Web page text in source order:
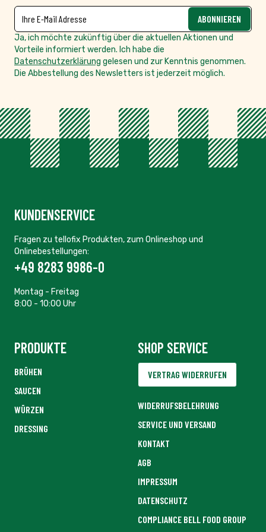
NEWSLETTER E-Mailadresse
ABONNIEREN
Ja, ich möchte zukünftig über die aktuellen Aktionen und
Vorteile informiert werden. Ich habe die
Datenschutzerklärung gelesen und zur Kenntnis genommen.
Die Abbestellung des Newsletters ist jederzeit möglich.
KUNDENSERVICE
Fragen zu tellofix Produkten, zum Onlineshop und
Onlinebestellungen:
+49 8283 9986-0
Montag - Freitag
8:00 - 10:00 Uhr
PRODUKTE
BRÜHEN
SAUCEN
WÜRZEN
DRESSING
SHOP SERVICE
VERTRAG WIDERRUFEN
WIDERRUFSBELEHRUNG
SERVICE UND VERSAND
KONTAKT
AGB
IMPRESSUM
DATENSCHUTZ
COMPLIANCE BELL FOOD GROUP